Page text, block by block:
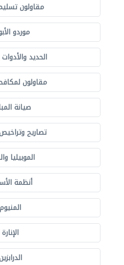
مقاولون
موردو
الحديد
مقاولون
صيانة
تصاريح
الموبيليا
أنظمة
المنيوم
الإنارة